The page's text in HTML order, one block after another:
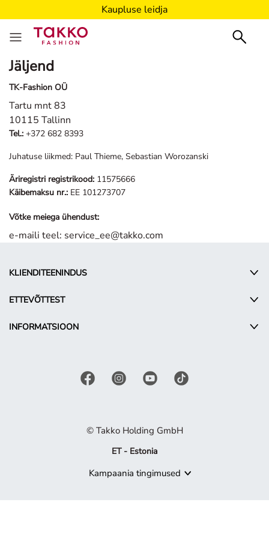
Kaupluse leidja
Jäljend
TK-Fashion OÜ
Tartu mnt 83
10115 Tallinn
Tel.: +372 682 8393
Juhatuse liikmed: Paul Thieme, Sebastian Worozanski
Äriregistri registrikood: 11575666
Käibemaksu nr.: EE 101273707
Võtke meiega ühendust:
e-maili teel: service_ee@takko.com
KLIENDITEENINDUS
ETTEVÕTTEST
INFORMATSIOON
© Takko Holding GmbH
ET - Estonia
Kampaania tingimused